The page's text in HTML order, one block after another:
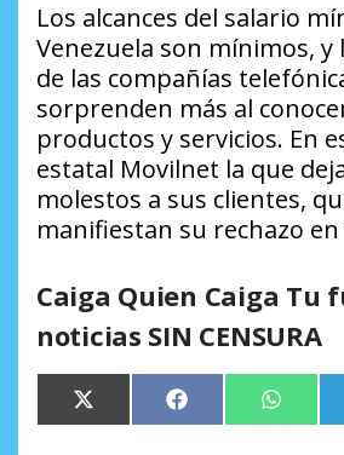
Los alcances del salario
Venezuela son mínimos, y
de las compañías
sorprenden más al
productos y servicios. En
estatal Movilnet la que
molestos a sus clientes,
manifiestan su rechazo
Caiga Quien Caiga Tu
noticias SIN CENSURA
Compartir
en
X
(Twitter)
Compartir
en
Facebook
en